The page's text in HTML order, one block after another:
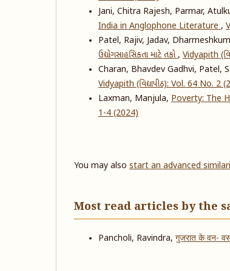
Jani, Chitra Rajesh, Parmar,
India in Anglophone Literature ,
Patel, Rajiv, Jadav,
ઉદ્યોગસાહસિકતા માટે તકો, Vidyapith
Charan, Bhavdev Gadhvi, Patel,
Vidyapith (વિદ્યાપીઠ): Vol. 64 No. 2
Laxman, Manjula, Poverty: The
1-4 (2024)
You may also start an advanced
Most read articles by the
Pancholi, Ravindra, गुजरात के वन-